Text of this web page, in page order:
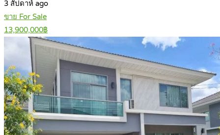
3 สัปดาห์ ago
ขาย For Sale
13,900,000฿